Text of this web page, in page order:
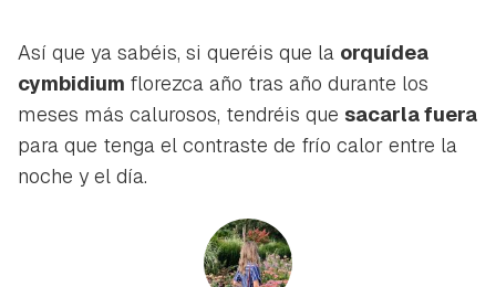
Así que ya sabéis, si queréis que la orquídea
cymbidium florezca año tras año durante los
meses más calurosos, tendréis que sacarla fuera
para que tenga el contraste de frío calor entre la
noche y el día.